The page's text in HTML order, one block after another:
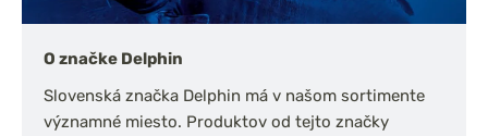
O značke Delphin
Slovenská značka Delphin má v našom sortimente
významné miesto. Produktov od tejto značky